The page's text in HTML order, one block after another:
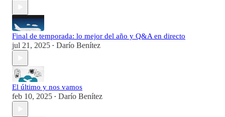
Final de temporada: lo mejor del año y Q&A en directo
jul 21, 2025 • Darío Benítez
El último y nos vamos
feb 10, 2025 • Darío Benítez